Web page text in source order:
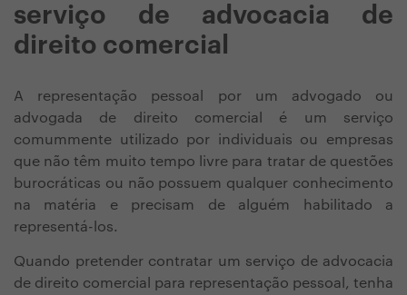
serviço de advocacia de
direito comercial
A representação pessoal por um advogado ou
advogada de direito comercial é um serviço
comummente utilizado por individuais ou empresas
que não têm muito tempo livre para tratar de questões
burocráticas ou não possuem qualquer conhecimento
na matéria e precisam de alguém habilitado a
representá-los.
Quando pretender contratar um serviço de advocacia
de direito comercial para representação pessoal, tenha